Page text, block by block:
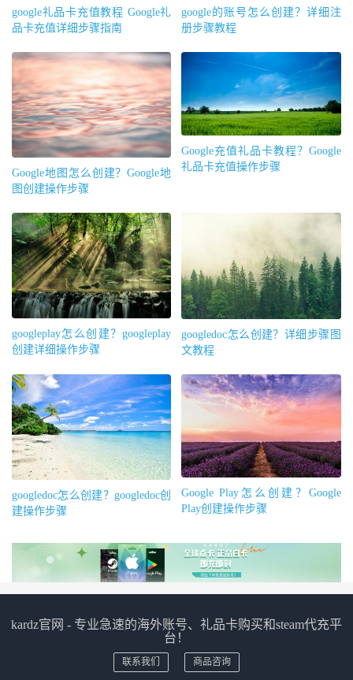
google礼品卡充值教程 Google礼
品卡充值详细步骤指南
google的账号怎么创建？详细注
册步骤教程
Google地图怎么创建？Google地
图创建操作步骤
Google充值礼品卡教程？Google
礼品卡充值操作步骤
googleplay怎么创建？googleplay
创建详细操作步骤
googledoc怎么创建？详细步骤图
文教程
googledoc怎么创建？googledoc创
建操作步骤
Google Play怎么创建？Google
Play创建操作步骤
kardz官网 - 专业急速的海外账号、礼品卡购买和steam代充平
台！
联系我们 商品咨询